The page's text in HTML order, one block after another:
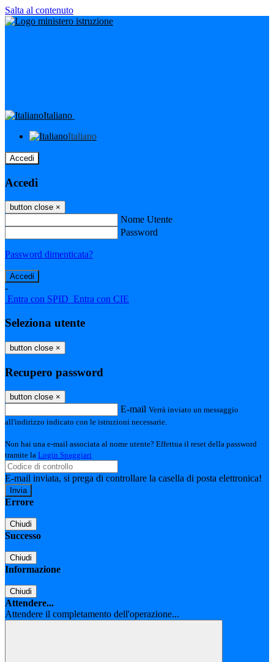
Salta al contenuto
Italiano
Italiano
Accedi
Accedi
button close ×
Nome Utente
Password
Password dimenticata?
-
Entra con SPID Entra con CIE
Seleziona utente
button close ×
Recupero password
button close ×
E-mail Verrà inviato un messaggio
all'indirizzo indicato con le istruzioni necessarie.
Non hai una e-mail associata al nome utente? Effettua il reset della password
tramite la Login Spaggiari
E-mail inviata, si prega di controllare la casella di posta elettronica!
Errore
Chiudi
Successo
Chiudi
Informazione
Chiudi
Attendere...
Attendere il completamento dell'operazione...